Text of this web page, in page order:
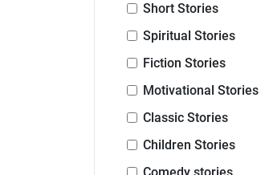
Short Stories
Spiritual Stories
Fiction Stories
Motivational Stories
Classic Stories
Children Stories